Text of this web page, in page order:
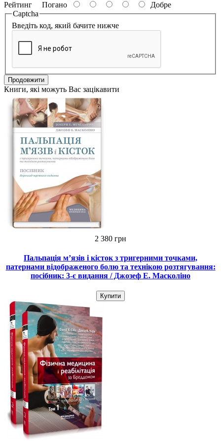
Рейтинг Погано
Добре
Captcha
Введіть код, який бачите нижче
Продовжити
Книги, які можуть Вас зацікавити
2 380 грн
Пальпація м’язів і кісток з тригерними точками,
патернами відображеного болю та технікою розтягування:
посібник: 3-є видання / Джозеф Е. Масколіно
Купити